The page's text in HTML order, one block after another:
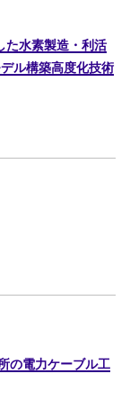
た水素製造・利活
ル構築高度化技術
の電力ケーブル工